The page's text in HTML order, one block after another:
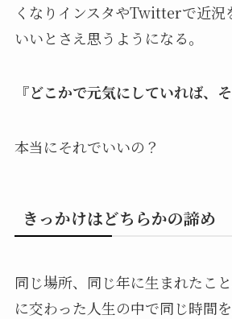
くなりインスタやTwitterで近況
いいとさえ思うようになる。
『どこかで元気にしていれば、
本当にそれでいいの？
きっかけはどちらかの諦め
同じ場所、同じ年に生まれたこ
に交わった人生の中で同じ時間